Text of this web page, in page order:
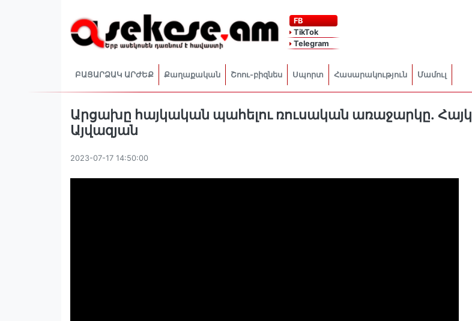
FB
TikTok
Telegram
ԲԱՑԱՐՁԱԿ ԱՐԺԵՔ Քաղաքական Շոու-բիզնես Սպորտ Հասարակություն Մամուլ
Արցախը հայկական պահելու ռուսական առաջարկը․ Հայկ
Այվազյան
2023-07-17 14:50:00